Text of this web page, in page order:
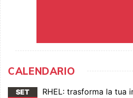
CALENDARIO
SET
RHEL: trasforma la tua